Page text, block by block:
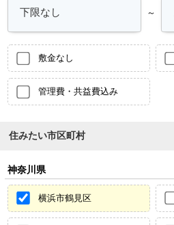
～
敷金なし
管理費・共益費込み
住みたい市区町村
神奈川県
横浜市鶴見区